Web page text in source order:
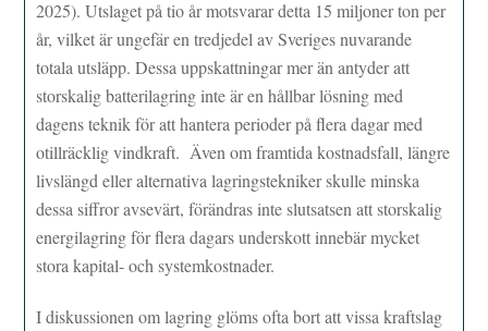
2025). Utslaget på tio år motsvarar detta 15 miljoner ton per
år, vilket är ungefär en tredjedel av Sveriges nuvarande
totala utsläpp. Dessa uppskattningar mer än antyder att
storskalig batterilagring inte är en hållbar lösning med
dagens teknik för att hantera perioder på flera dagar med
otillräcklig vindkraft. Även om framtida kostnadsfall, längre
livslängd eller alternativa lagringstekniker skulle minska
dessa siffror avsevärt, förändras inte slutsatsen att storskalig
energilagring för flera dagars underskott innebär mycket
stora kapital- och systemkostnader.
I diskussionen om lagring glöms ofta bort att vissa kraftslag